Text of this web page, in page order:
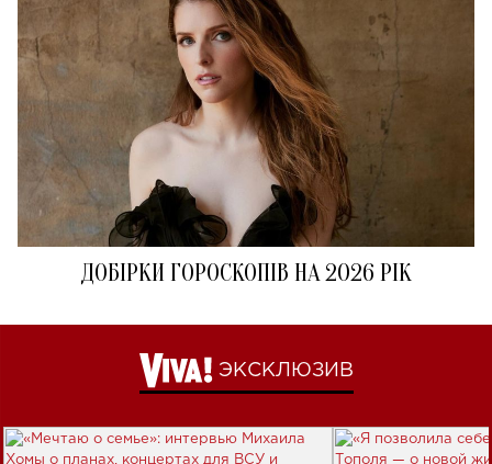
ДОБІРКИ ГОРОСКОПІВ НА 2026 РІК
ЭКСКЛЮЗИВ